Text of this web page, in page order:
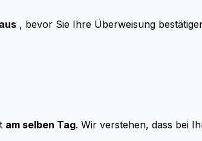
, bevor Sie Ihre Überweisung
am selben Tag. Wir verstehen, dass bei